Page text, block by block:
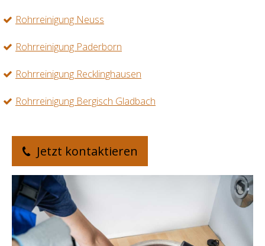
Rohrreinigung Neuss
Rohrreinigung Paderborn
Rohrreinigung Recklinghausen
Rohrreinigung Bergisch Gladbach
Jetzt kontaktieren